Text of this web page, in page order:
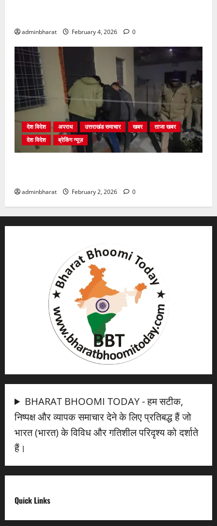
adminbharat February 4, 2026 0
देश विदेश अपराध उत्तराखंड समाचार खबर
ताजा खबर
देश विदेश
ब्रेकिंग न्यूज़
adminbharat February 2, 2026 0
BHARAT BHOOMI TODAY - हम सटीक,
निष्पक्ष और व्यापक समाचार देने के लिए प्रतिबद्ध हैं जो
भारत (भारत) के विविध और गतिशील परिदृश्य को दर्शाते
हैं।
Quick Links